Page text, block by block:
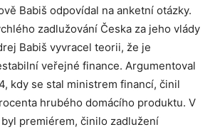
Babiš odpovídal na anketní otázky.
zadlužování Česka za jeho vlády
Babiš vyvracel teorii, že je
veřejné finance. Argumentoval
kdy se stal ministrem financí, činil
hrubého domácího produktu. V
premiérem, činilo zadlužení